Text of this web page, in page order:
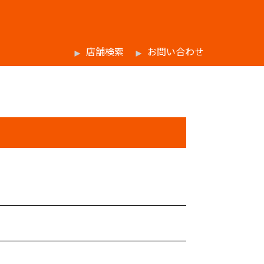
店舗検索 お問い合わせ